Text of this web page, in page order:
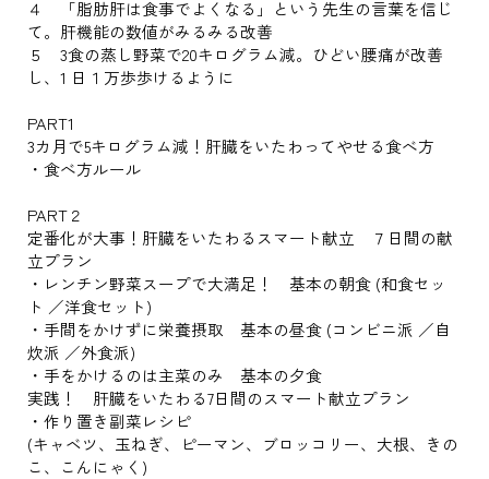
４ 「脂肪肝は食事でよくなる」という先生の言葉を信じ
て。肝機能の数値がみるみる改善
５ 3食の蒸し野菜で20キログラム減。ひどい腰痛が改善
し、1 日１万歩歩けるように
PART1
3カ月で5キログラム減！肝臓をいたわってやせる食べ方
・食べ方ルール
PART２
定番化が大事！肝臓をいたわるスマート献立 ７日間の献
立プラン
・レンチン野菜スープで大満足！ 基本の朝食 (和食セッ
ト ／洋食セット)
・手間をかけずに栄養摂取 基本の昼食 (コンビニ派 ／自
炊派 ／外食派)
・手をかけるのは主菜のみ 基本の夕食
実践！ 肝臓をいたわる7日間のスマート献立プラン
・作り置き副菜レシピ
(キャベツ、玉ねぎ、ピーマン、ブロッコリー、大根、きの
こ、こんにゃく)